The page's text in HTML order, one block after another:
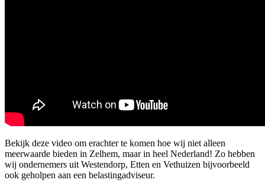
Bekijk deze video om erachter te komen hoe wij niet alleen
meerwaarde bieden in Zelhem, maar in heel Nederland! Zo hebben
wij ondernemers uit Westendorp, Etten en Vethuizen bijvoorbeeld
ook geholpen aan een belastingadviseur.